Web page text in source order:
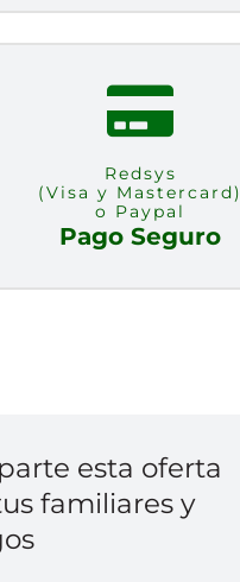
Redsys
(Visa y Mastercard)
o Paypal
Pago Seguro
esta oferta
familiares y